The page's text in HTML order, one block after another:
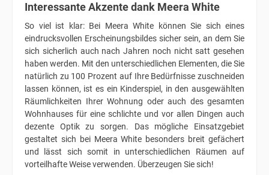
Interessante Akzente dank Meera White
So viel ist klar: Bei Meera White können Sie sich eines
eindrucksvollen Erscheinungsbildes sicher sein, an dem Sie
sich sicherlich auch nach Jahren noch nicht satt gesehen
haben werden. Mit den unterschiedlichen Elementen, die Sie
natürlich zu 100 Prozent auf Ihre Bedürfnisse zuschneiden
lassen können, ist es ein Kinderspiel, in den ausgewählten
Räumlichkeiten Ihrer Wohnung oder auch des gesamten
Wohnhauses für eine schlichte und vor allen Dingen auch
dezente Optik zu sorgen. Das mögliche Einsatzgebiet
gestaltet sich bei Meera White besonders breit gefächert
und lässt sich somit in unterschiedlichen Räumen auf
vorteilhafte Weise verwenden. Überzeugen Sie sich!